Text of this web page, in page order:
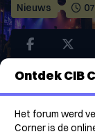
Nieuws
Met een
Hoofdstedelijk
‘agent of
van Ruimtelijke
Ontdek CIB
Het forum werd
Corner is de